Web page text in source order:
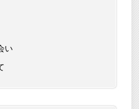
い